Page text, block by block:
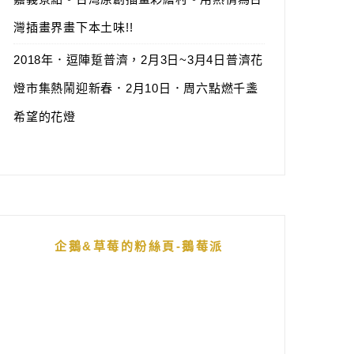
灣插畫界畫下本土味!!
2018年．逗陣踅普濟，2月3日~3月4日普濟花
燈市集熱鬧迎新春．2月10日．周六點燃千盞
希望的花燈
企鵝&草莓的粉絲頁-鵝莓派